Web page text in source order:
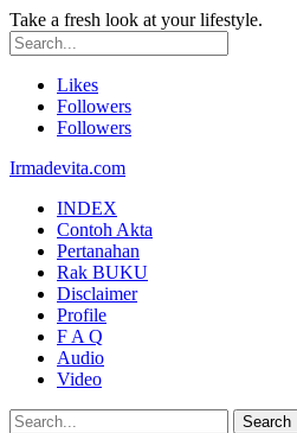
Take a fresh look at your lifestyle.
Likes
Followers
Followers
Irmadevita.com
INDEX
Contoh Akta
Pertanahan
Rak BUKU
Disclaimer
Profile
F A Q
Audio
Video